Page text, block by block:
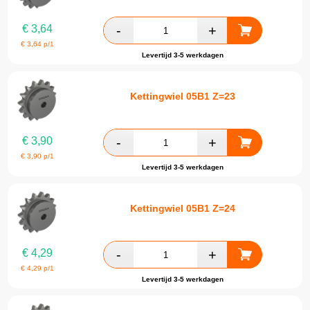
€ 3,64
€3,64 p/1
Levertijd 3-5 werkdagen
Kettingwiel 05B1 Z=23
€ 3,90
€3,90 p/1
Levertijd 3-5 werkdagen
Kettingwiel 05B1 Z=24
€ 4,29
€4,29 p/1
Levertijd 3-5 werkdagen